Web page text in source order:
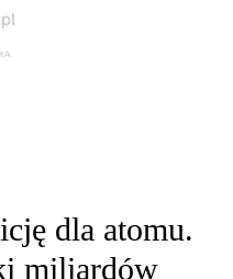
dla atomu.
miliardów